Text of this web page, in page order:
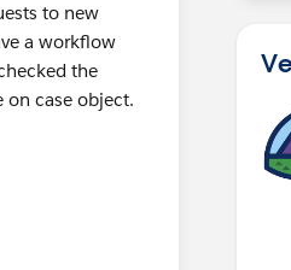
to new
a workflow
the
case object.